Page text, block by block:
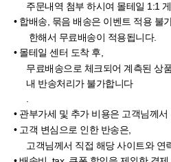
주문내역 첨부 하시여 몰테일 1:1
• 합배송 묶음 배송은 이벤트 적용 불
한해서 무료배송이 적용됩니다.
• 몰테일 센터 도착 후
무료배송으로 체크되어 계측된 상
내 반송처리가 불가합니다
• 관부가세 및 추가 비용은 고객님께
• 고객 변심으로 인한 반송은
고객님께서 직접 해당 사이트와 연